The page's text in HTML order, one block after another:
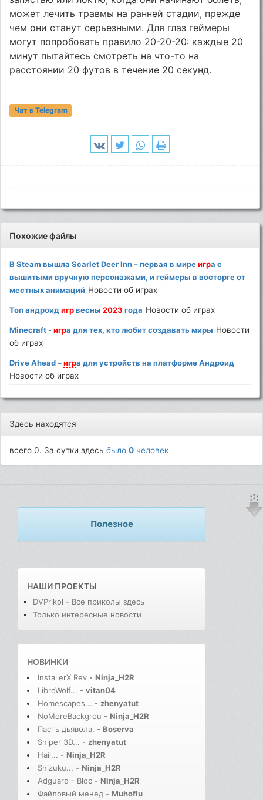
может лечить травмы на ранней стадии, прежде
чем они станут серьезными. Для глаз геймеры
могут попробовать правило 20-20-20: каждые 20
минут пытайтесь смотреть на что-то на
расстоянии 20 футов в течение 20 секунд.
Чат в Telegram
Похожие файлы
В Steam вышла Scarlet Deer Inn – первая в миреигра с
вышитыми вручную персонажами, и геймеры в восторге от
местных анимаций Новости об играх
Топ андроидигрвесны2023 года Новости об играх
Minecraft -игра для тех, кто любит создавать миры Новости
об играх
Drive Ahead –игра для устройств на платформе Андроид
Новости об играх
Здесь находятся
всего 0. За сутки здесьбыло0 человек
Полезное
НАШИ ПРОЕКТЫ
DVPrikol - Все приколы здесь
Только интересные новости
НОВИНКИ
InstallerX Rev - Ninja_H2R
LibreWolf... - vitan04
Homescapes... - zhenyatut
NoMoreBackgrou - Ninja_H2R
Пасть дьявола. - Boserva
Sniper 3D... - zhenyatut
Hail... - Ninja_H2R
Shizuku... - Ninja_H2R
Adguard - Bloc - Ninja_H2R
Файловый менед - Muhoflu